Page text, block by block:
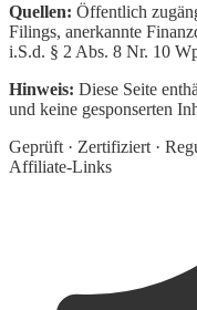
Quellen: Öffentlich
Filings, anerkannte
i.S.d. § 2 Abs. 8 Nr. 10
Hinweis: Diese Seite
und keine gesponserten
Geprüft · Zertifiziert ·
Affiliate-Links